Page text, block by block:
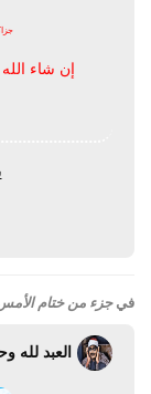
إن شاء
فيجزء من ختام الأمس
العبد لله